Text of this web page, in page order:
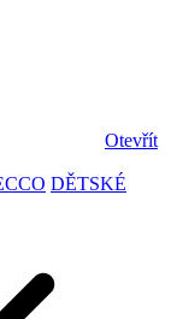
Otevřít
DĚTSKÉ